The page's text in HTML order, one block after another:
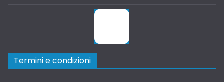
Termini e condizioni